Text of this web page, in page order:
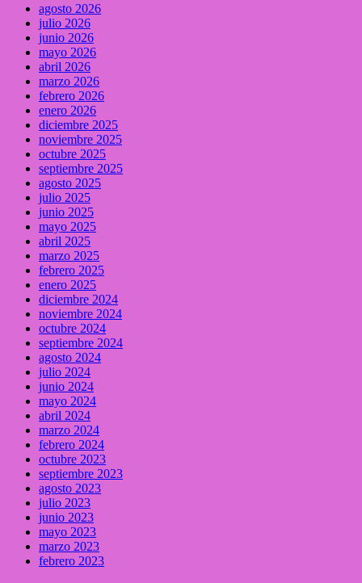
agosto 2026
julio 2026
junio 2026
mayo 2026
abril 2026
marzo 2026
febrero 2026
enero 2026
diciembre 2025
noviembre 2025
octubre 2025
septiembre 2025
agosto 2025
julio 2025
junio 2025
mayo 2025
abril 2025
marzo 2025
febrero 2025
enero 2025
diciembre 2024
noviembre 2024
octubre 2024
septiembre 2024
agosto 2024
julio 2024
junio 2024
mayo 2024
abril 2024
marzo 2024
febrero 2024
octubre 2023
septiembre 2023
agosto 2023
julio 2023
junio 2023
mayo 2023
marzo 2023
febrero 2023